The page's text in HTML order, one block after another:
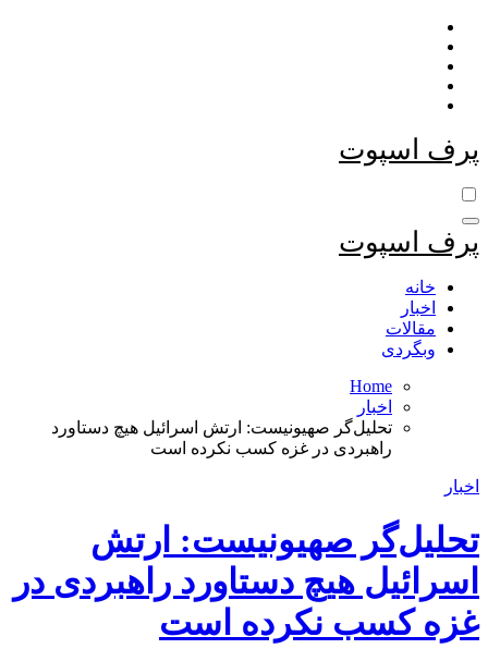
Skip
content
پرف اسپوت
پرف اسپوت
خانه
اخبار
مقالات
وبگردی
Home
اخبار
تحلیل‌گر صهیونیست: ارتش اسرائیل هیچ دستاورد
راهبردی در غزه کسب نکرده است
اخبار
تحلیل‌گر صهیونیست: ارتش
اسرائیل هیچ دستاورد راهبردی در
غزه کسب نکرده است